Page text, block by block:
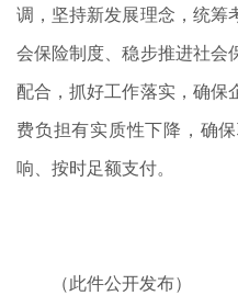
调，坚持新发展理念，统筹
会保险制度、稳步推进社会
配合，抓好工作落实，确保
费负担有实质性下降，确
响、按时足额支付。
（此件公开发布）